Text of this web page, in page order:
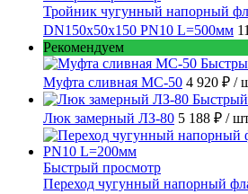
Тройник чугунный напорный
DN150х50х150 PN10 L=500мм
Рекомендуем
Муфта сливная МС-50 4 920 ₽ /
Люк замерный ЛЗ-80 5 188 ₽ /
Быстрый просмотр
Переход чугунный напорный